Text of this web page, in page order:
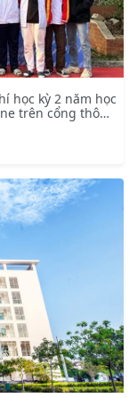
học kỳ 2 năm học
trên cổng thông